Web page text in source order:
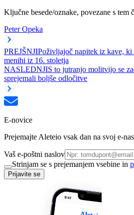
Ključne besede/oznake, povezane s tem
Peter Opeka
PREJŠNJIPoživljajoč napitek iz kave,
menihi iz 16. stoletja
NASLEDNJIS to jutranjo molitvijo se
sprejemali boljše odločitve
E-novice
Prejemajte Aleteio vsak dan na svoj e-
Vaš e-poštni naslov
Strinjam se s prejemanjem vsebine in
Prijavite se